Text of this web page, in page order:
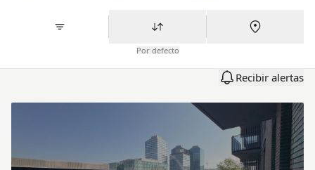
Por defecto
Recibir alertas